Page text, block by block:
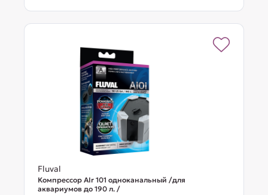
Fluval
Компрессор AIr 101 одноканальный /для
аквариумов до 190 л. /